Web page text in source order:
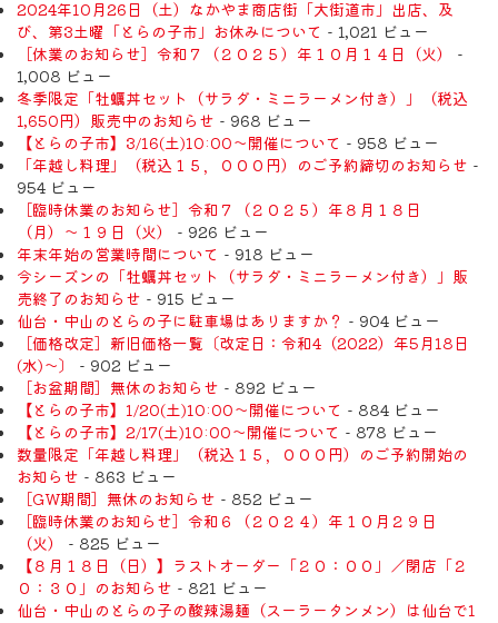
2024年10月26日（土）なかやま商店街「大街道市」出店、及
び、第3土曜「とらの子市」お休みについて - 1,021 ビュー
［休業のお知らせ］令和７（２０２５）年１０月１４日（火）
-
1,008 ビュー
冬季限定「牡蠣丼セット（サラダ・ミニラーメン付き）」（税込
1,650円）販売中のお知らせ - 968 ビュー
【とらの子市】3/16(土)10:00～開催について - 958 ビュー
「年越し料理」（税込１５，０００円）のご予約締切のお知らせ -
954 ビュー
［臨時休業のお知らせ］令和７（２０２５）年８月１８日
（月）〜１９日（火）
- 926 ビュー
年末年始の営業時間について - 918 ビュー
今シーズンの「牡蠣丼セット（サラダ・ミニラーメン付き）」販
売終了のお知らせ - 915 ビュー
仙台・中山のとらの子に駐車場はありますか？ - 904 ビュー
［価格改定］新旧価格一覧〔改定日：令和4（2022）年5月18日
(水)〜〕
- 902 ビュー
［お盆期間］無休のお知らせ - 892 ビュー
【とらの子市】1/20(土)10:00～開催について - 884 ビュー
【とらの子市】2/17(土)10:00～開催について - 878 ビュー
数量限定「年越し料理」（税込１５，０００円）のご予約開始の
お知らせ - 863 ビュー
［GW期間］無休のお知らせ - 852 ビュー
［臨時休業のお知らせ］令和６（２０２４）年１０月２９日
（火）
- 825 ビュー
【８月１８日（日）】ラストオーダー「２０：００」／閉店「２
０：３０」のお知らせ - 821 ビュー
仙台・中山のとらの子の酸辣湯麺（スーラータンメン）は仙台で1